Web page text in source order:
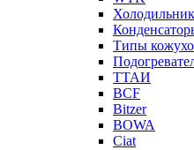
Типы
ТТАИ
BCF
Bitzer
BOWA
Ciat